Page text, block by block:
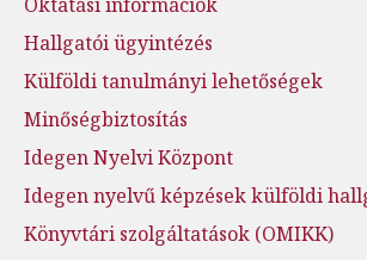
Hallgatói ügyintézés
Külföldi tanulmányi lehetőségek
Minőségbiztosítás
Idegen Nyelvi Központ
Idegen nyelvű képzések külföldi
Könyvtári szolgáltatások (OMIKK)